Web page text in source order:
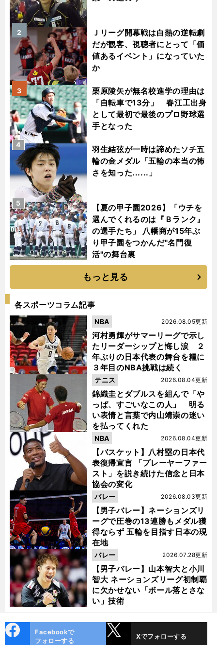
Ｊリーグ開幕戦は白熱の逆転劇
だが観客、視聴者にとって「価
値あるイベント」になっていた
か
2
栗原陵矢が無名校進学の理由は
「自転車で13分」 春江工出身
として最初で最後のプロ野球選
手となった
3
羽生結弦が一時は諦めたソチ五
輪の金メダル「五輪の本当の怖
さを知った......」
4
【夏の甲子園2026】「ウチを
選んでくれるのは『Ｂランク』
の選手たち」 八幡商が15年ぶ
り甲子園をつかんだ"名門復
活"の舞台裏
5
もっと見る
各スポーツコラム記事
河村勇輝がサマーリーグで示し
たリーダーシップと悔し涙 ２
年ぶりの日本代表の舞台を糧に
３年目のNBA挑戦は続く
2026.08.05更新
NBA
錦織圭とダブルスを組んで「や
っぱ、すごいなこの人」 明る
い表情と言葉で内山靖崇の迷い
を払ってくれた
2026.08.04更新
テニス
【バスケット】八村塁の日本代
表復帰宣言 「プレーヤーファー
スト」を説き続けた信念と日本
協会の変化
2026.08.04更新
NBA
【男子バレー】ネーションズリ
ーグで圧巻の13連勝もメダル獲
得ならず 五輪を目指す日本の現
在地
2026.08.03更新
バレー
【男子バレー】山本智大と小川
智大 ネーションズリーグ初制覇
に欠かせない「ボール落とさな
い」技術
2026.07.28更新
バレー
ok
Facebookで
フォローする
Xでフォローする